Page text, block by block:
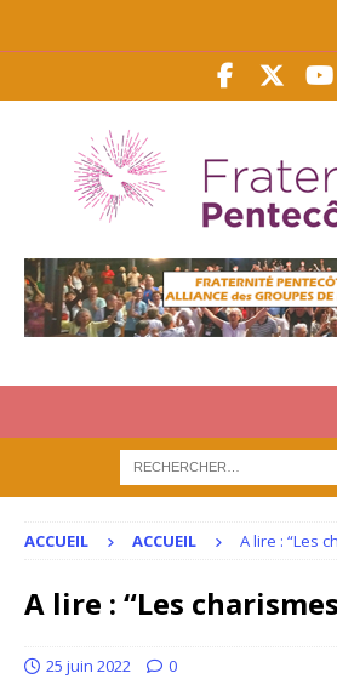
ACCUEIL ACCUEIL A lire : “Les
A lire : “Les
25 juin 2022 0